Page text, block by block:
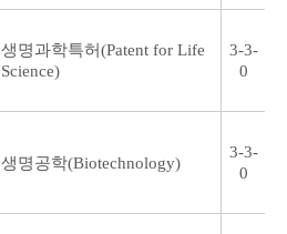
생명과학특허(Patent for Life
Science)
3-3-
0
생명공학(Biotechnology)
3-3-
0